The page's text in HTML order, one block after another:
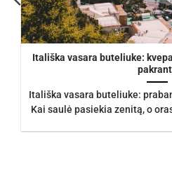
Itališka vasara buteliuke:
Itališka vasara buteliuke:
Kai saulė pasiekia zenitą, o